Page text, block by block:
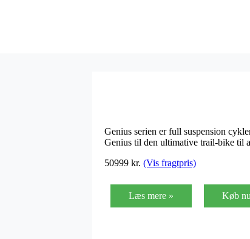
Genius serien er full suspension
Genius til den ultimative trail-bike til
50999 kr. (Vis fragtpris)
Læs mere » Køb